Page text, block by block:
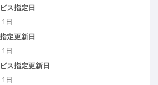
ス指定日
日
定更新日
日
ス指定更新日
日